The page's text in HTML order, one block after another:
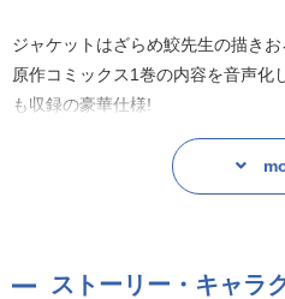
ジャケットはざらめ鮫先生の描き
原作コミックス1巻の内容を音声化
も収録の豪華仕様!
ストーリー・キャラ